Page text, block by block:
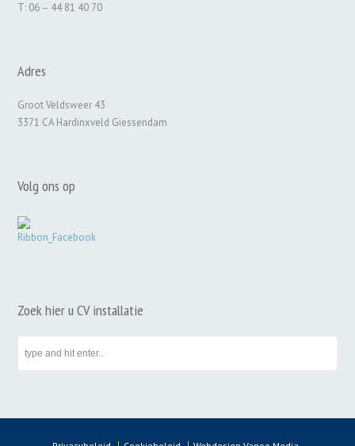
T: 06 – 44 81 40 70
Adres
Groot Veldsweer 43
3371 CA Hardinxveld Giessendam
Volg ons op
Zoek hier u CV installatie